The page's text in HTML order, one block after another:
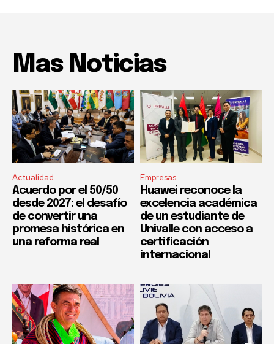
Mas Noticias
Actualidad
Acuerdo por el 50/50
desde 2027: el desafío
de convertir una
promesa histórica en
una reforma real
Empresas
Huawei reconoce la
excelencia académica
de un estudiante de
Univalle con acceso a
certificación
internacional